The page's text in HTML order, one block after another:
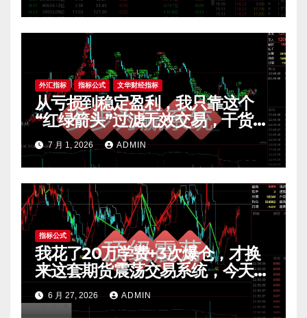
外汇指标 指标公式 文华财经指标
从亏损到稳定盈利，我只靠这个
“红绿箭头”过滤无效交易，干货全
公开 mt4指标
7 月 1, 2026 ADMIN
指标公式
我花了20万学费+3次爆仓，才换
来这套期货震荡交易系统，今天免
费公开核心逻辑
6 月 27, 2026 ADMIN